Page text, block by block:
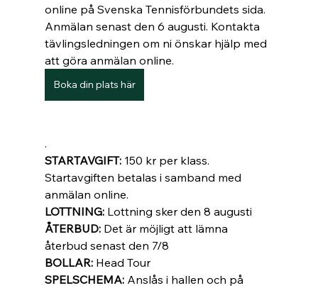
online på Svenska Tennisförbundets sida.
Anmälan senast den 6 augusti. Kontakta
tävlingsledningen om ni önskar hjälp med
att göra anmälan online.
Boka din plats här
.
STARTAVGIFT: 150 kr per klass.
Startavgiften betalas i samband med
anmälan online.
LOTTNING: Lottning sker den 8 augusti
ÅTERBUD: Det är möjligt att lämna
återbud senast den 7/8
BOLLAR: Head Tour
SPELSCHEMA: Anslås i hallen och på